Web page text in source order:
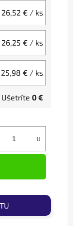
26,52 € / ks
26,25 € / ks
25,98 € / ks
Ušetríte 0 €